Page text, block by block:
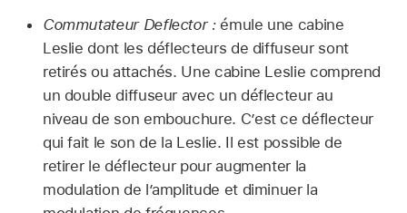
Commutateur Deflector :émule une cabine
Leslie dont les déflecteurs de diffuseur sont
retirés ou attachés. Une cabine Leslie comprend
un double diffuseur avec un déflecteur au
niveau de son embouchure. C’est ce déflecteur
qui fait le son de la Leslie. Il est possible de
retirer le déflecteur pour augmenter la
modulation de l’amplitude et diminuer la